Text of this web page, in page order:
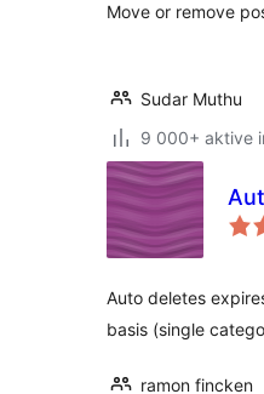
Move or remove
Sudar Muthu
9 000+ aktive
Auto deletes
basis (single
ramon fincken